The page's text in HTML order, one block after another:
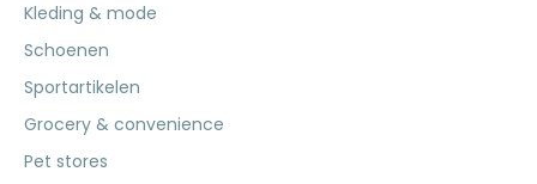
Kleding & mode
Schoenen
Sportartikelen
Grocery & convenience
Pet stores